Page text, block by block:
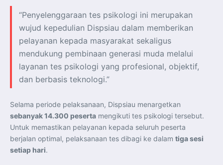
Sejahterakan Rakyat
Presiden Prabowo Jadikan Sidang Kabinet Paripurna
Momentum Evaluasi Kinerja Pemerintah Menuju Tahun
Kedua
“Penyelenggaraan tes psikologi ini merupakan
wujud kepedulian Dispsiau dalam memberikan
pelayanan kepada masyarakat sekaligus
mendukung pembinaan generasi muda melalui
layanan tes psikologi yang profesional, objektif,
dan berbasis teknologi.”
Selama periode pelaksanaan, Dispsiau menargetkan
sebanyak 14.300 peserta mengikuti tes psikologi tersebut.
Untuk memastikan pelayanan kepada seluruh peserta
berjalan optimal, pelaksanaan tes dibagi ke dalam tiga sesi
setiap hari.